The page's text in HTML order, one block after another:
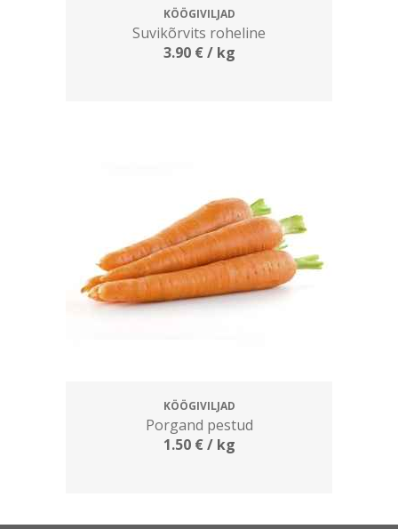
KÖÖGIVILJAD
Suvikõrvits roheline
3.90 €/ kg
KÖÖGIVILJAD
Porgand pestud
1.50 €/ kg